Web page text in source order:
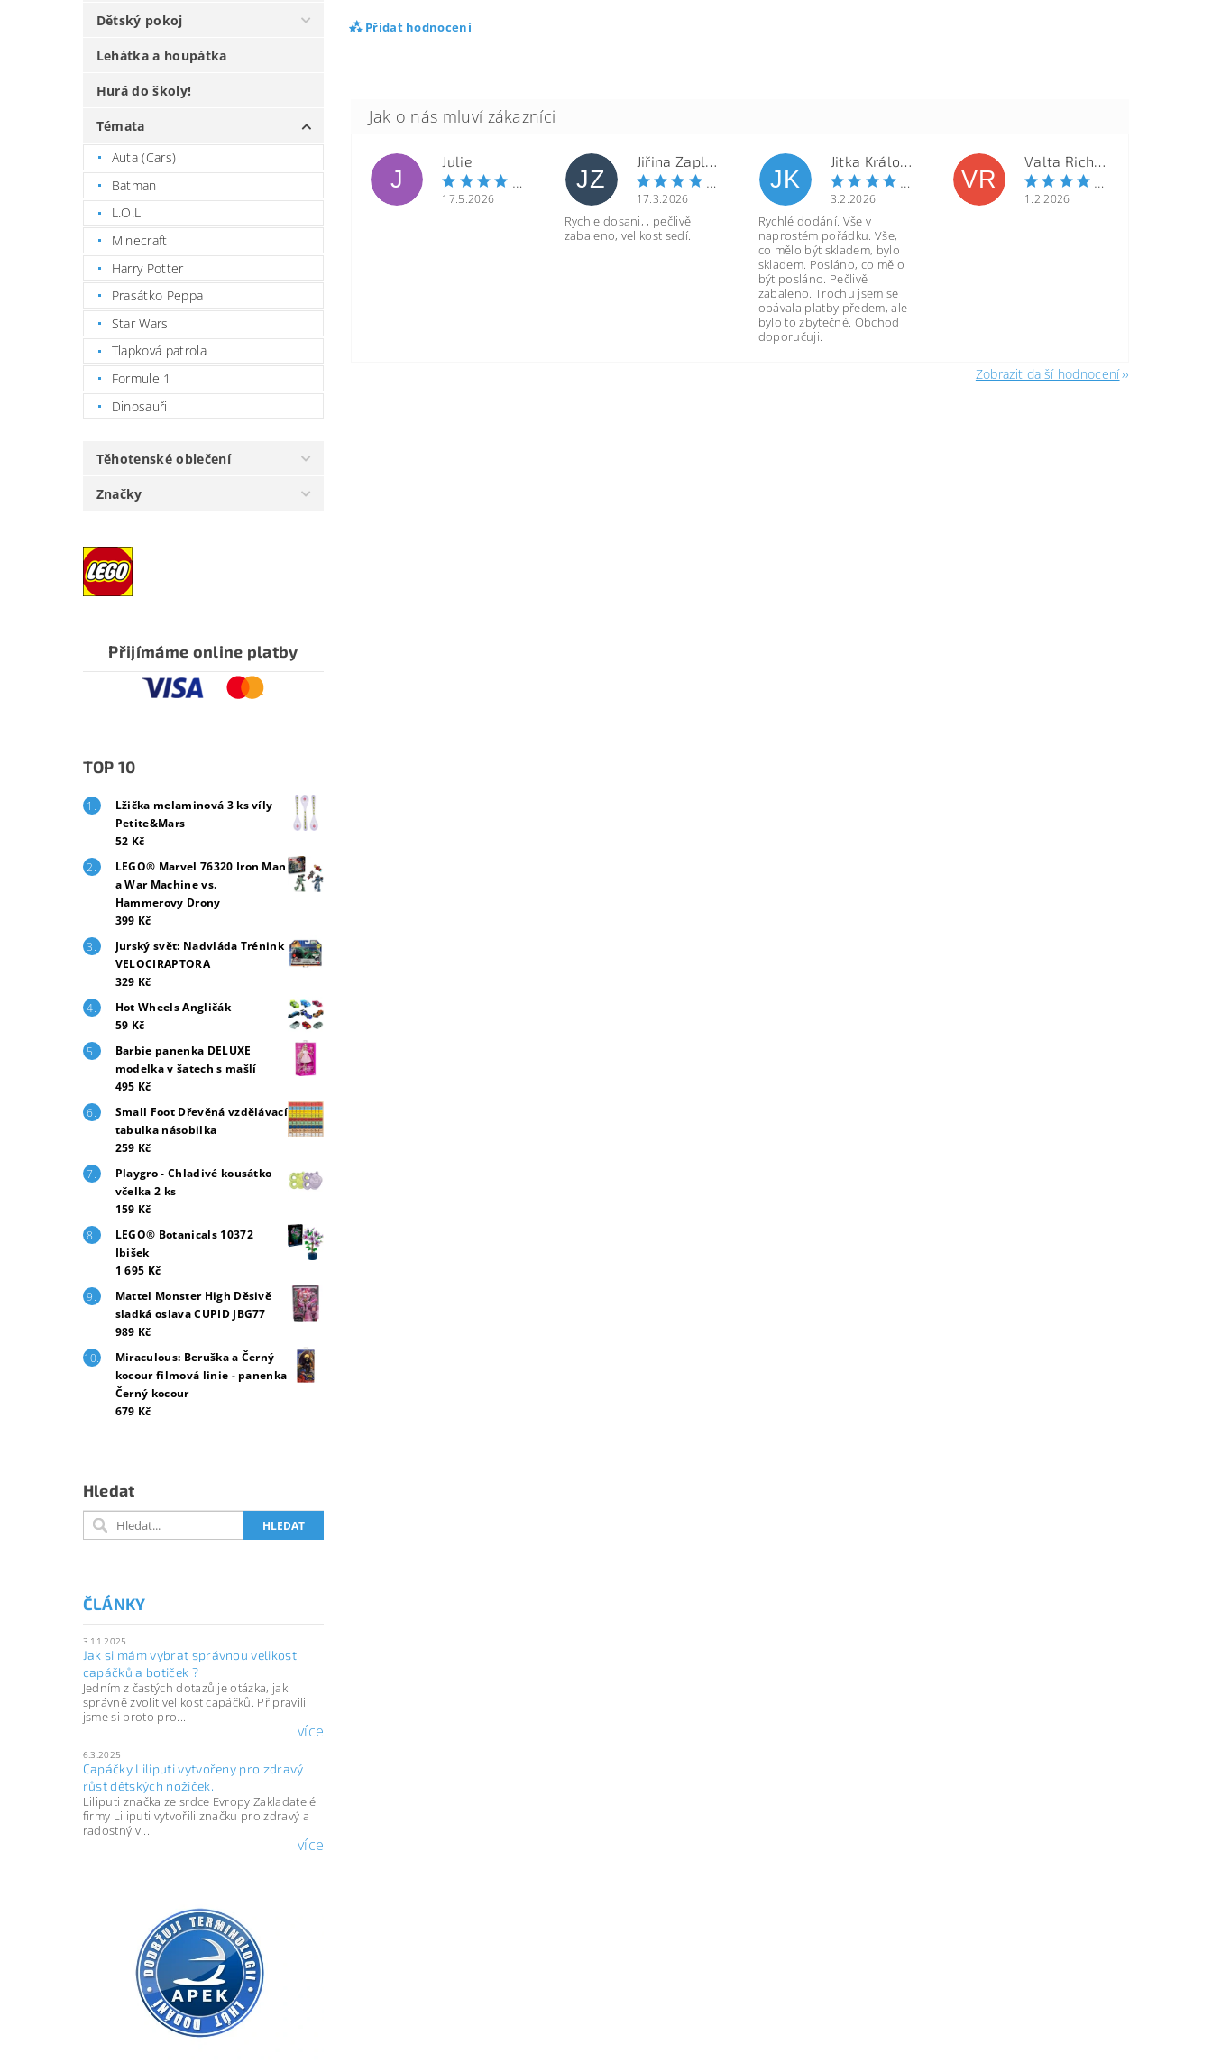
Dětský pokoj
Lehátka a houpátka
Hurá do školy!
Témata
Auta (Cars)
Batman
L.O.L
Minecraft
Harry Potter
Prasátko Peppa
Star Wars
Tlapková patrola
Formule 1
Dinosauři
Těhotenské oblečení
Značky
Přijímáme online platby
TOP 10
Lžička melaminová 3 ks víly
Petite&Mars
52 Kč
LEGO® Marvel 76320 Iron Man
a War Machine vs.
Hammerovy Drony
399 Kč
Jurský svět: Nadvláda Trénink
VELOCIRAPTORA
329 Kč
Hot Wheels Angličák
59 Kč
Barbie panenka DELUXE
modelka v šatech s mašlí
495 Kč
Small Foot Dřevěná vzdělávací
tabulka násobilka
259 Kč
Playgro - Chladivé kousátko
včelka 2 ks
159 Kč
LEGO® Botanicals 10372
Ibišek
1 695 Kč
Mattel Monster High Děsivě
sladká oslava CUPID JBG77
989 Kč
Miraculous: Beruška a Černý
kocour filmová linie - panenka
Černý kocour
679 Kč
Hledat
ČLÁNKY
3.11.2025
Jak si mám vybrat správnou velikost
capáčků a botiček ?
Jedním z častých dotazů je otázka, jak
správně zvolit velikost capáčků. Připravili
jsme si proto pro...
více
6.3.2025
Capáčky Liliputi vytvořeny pro zdravý
růst dětských nožiček.
Liliputi značka ze srdce Evropy Zakladatelé
firmy Liliputi vytvořili značku pro zdravý a
radostný v...
více
Přidat hodnocení
J
Julie
17.5.2026
JZ
Jiřina Zapletalová
17.3.2026
Rychle dosani, , pečlivě
zabaleno, velikost sedí.
JK
Jitka Královcová
3.2.2026
Rychlé dodání. Vše v
naprostém pořádku. Vše,
co mělo být skladem, bylo
skladem. Posláno, co mělo
být posláno. Pečlivě
zabaleno. Trochu jsem se
obávala platby předem, ale
bylo to zbytečné. Obchod
doporučuji.
VR
Valta Richard
1.2.2026
Zobrazit další hodnocení